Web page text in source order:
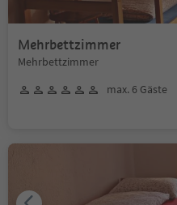
Mehrbettzimmer
Mehrbettzimmer
max. 6 Gäste